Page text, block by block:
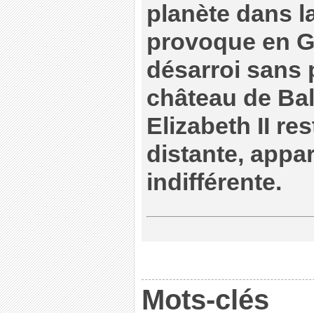
planète dans
provoque en
désarroi sans
château de
Elizabeth II
distante,
indifférente.
Mots-clés